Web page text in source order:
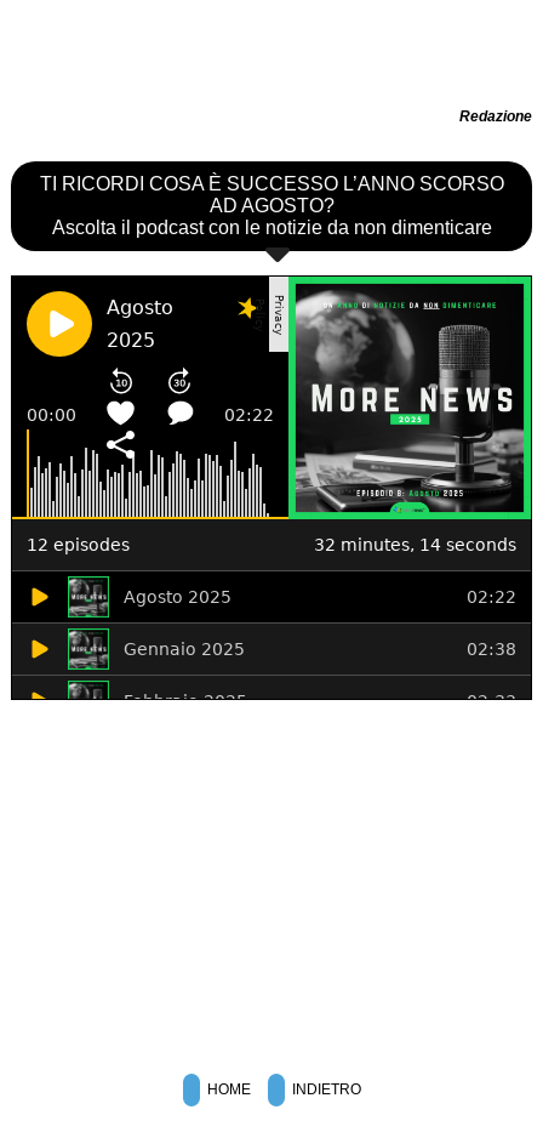
Redazione
TI RICORDI COSA È SUCCESSO L’ANNO SCORSO
AD AGOSTO?
Ascolta il podcast con le notizie da non dimenticare
HOME INDIETRO